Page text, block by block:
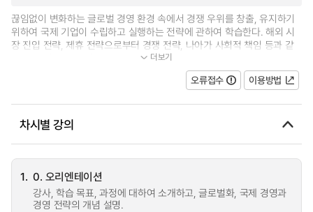
끊임없이 변화하는 글로벌 경영 환경 속에서 경쟁 우위를 창출, 유지하기
위하여 국제 기업이 수립하고 실행하는 전략에 관하여 학습한다. 해외 시
장 진입 전략, 제휴 전략으로부터 경쟁 전략, 나아가 사회적 책임 등과 같
은 국제 경영 전략 이슈들도 살펴 보...더보기
오류접수 이용방법
차시별 강의
1. 0. 오리엔테이션
강사, 학습 목표, 과정에 대하여 소개하고, 글로벌화, 국제 경영과
경영 전략의 개념 설명.